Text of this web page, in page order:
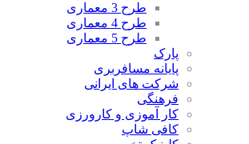
طرح 3 معماری
طرح 4 معماری
طرح 5 معماری
پارک
پایانه مسافربری
شرکت های ایرانی
فرهنگی
کار آموزی و کارورزی
کافی شاپ